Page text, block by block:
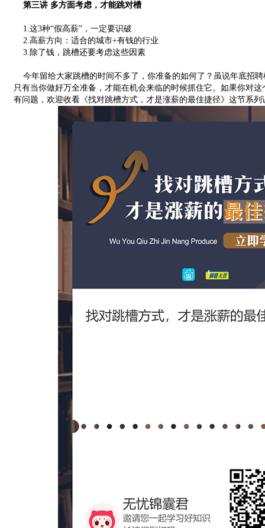
第三讲 多方面考虑，才能跳对槽
1.这3种“假高薪”，一定要识破
2.高薪方向：适合的城市+有钱的行业
3.除了钱，跳槽还要考虑这些因素
今年留给大家跳槽的时间不多了，你准备的如何了？虽说年底招
只有当你做好万全准备，才能在机会来临的时候抓住它。如果你对
有问题，欢迎收看《找对跳槽方式，才是涨薪的最佳捷径》这节系